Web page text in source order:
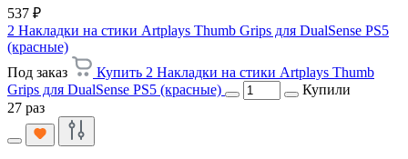
537 ₽
2 Накладки на стики Artplays Thumb Grips для DualSense PS5
(красные)
Под заказ
Купить 2 Накладки на стики Artplays Thumb
Grips для DualSense PS5 (красные)
Купили
27 раз